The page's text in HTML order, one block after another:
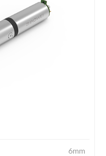
6mm